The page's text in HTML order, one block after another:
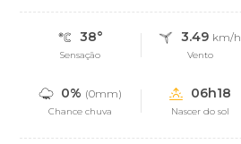
38°
Sensação
3.49 km/h
Vento
0% (0mm)
Chance chuva
06h18
Nascer do sol